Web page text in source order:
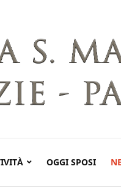
OGGI SPOSI